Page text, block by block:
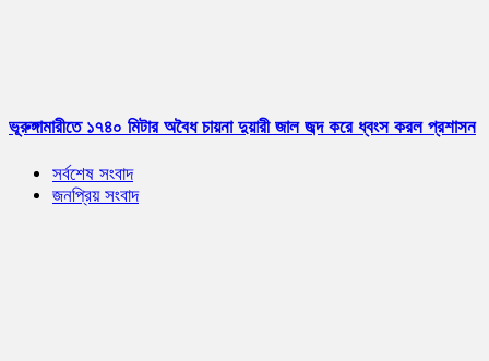
ভূরুঙ্গামারীতে ১৭৪০ মিটার অবৈধ চায়না দুয়ারী জাল জব্দ করে ধ্বংস করল প্রশাসন
সর্বশেষ সংবাদ
জনপ্রিয় সংবাদ